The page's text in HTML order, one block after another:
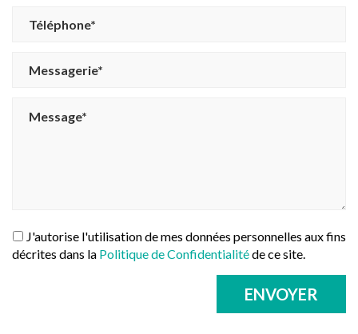
J'autorise l'utilisation de mes données personnelles aux fins
décrites dans la Politique de Confidentialitéde ce site.
ENVOYER